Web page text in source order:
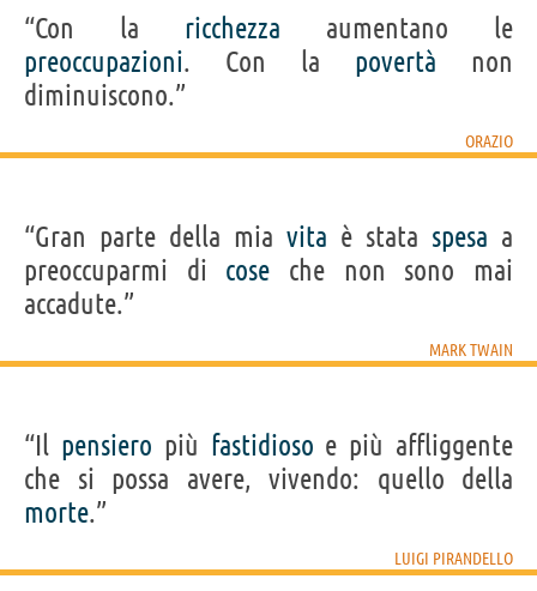
“Con la ricchezza aumentano le
preoccupazioni. Con la povertà non
diminuiscono.”
ORAZIO
“Gran parte della mia vita è stata spesa a
preoccuparmi di cose che non sono mai
accadute.”
MARK TWAIN
“Il pensiero più fastidioso e più affliggente
che si possa avere, vivendo: quello della
morte.”
LUIGI PIRANDELLO